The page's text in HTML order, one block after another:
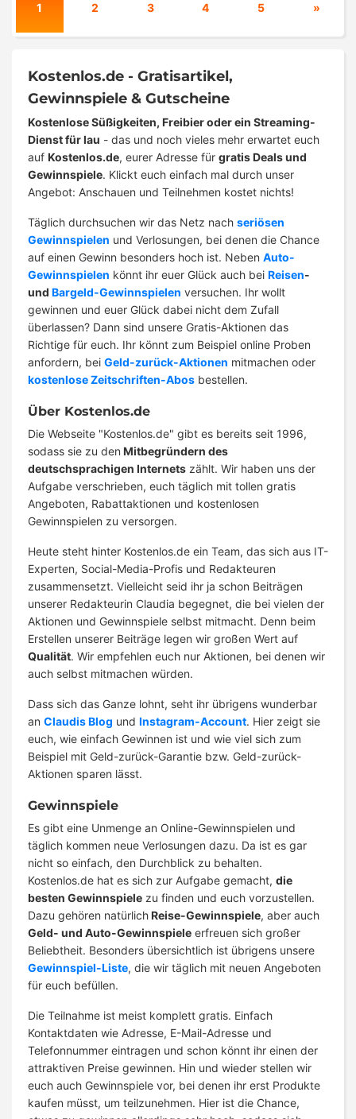
1 2 3 4 5 »
Kostenlos.de - Gratisartikel,
Gewinnspiele & Gutscheine
Kostenlose Süßigkeiten, Freibier oder ein Streaming-
Dienst für lau - das und noch vieles mehr erwartet euch
auf Kostenlos.de, eurer Adresse für gratis Deals und
Gewinnspiele. Klickt euch einfach mal durch unser
Angebot: Anschauen und Teilnehmen kostet nichts!
Täglich durchsuchen wir das Netz nach seriösen
Gewinnspielen und Verlosungen, bei denen die Chance
auf einen Gewinn besonders hoch ist. Neben Auto-
Gewinnspielen könnt ihr euer Glück auch bei Reisen-
und Bargeld-Gewinnspielen versuchen. Ihr wollt
gewinnen und euer Glück dabei nicht dem Zufall
überlassen? Dann sind unsere Gratis-Aktionen das
Richtige für euch. Ihr könnt zum Beispiel online Proben
anfordern, bei Geld-zurück-Aktionen mitmachen oder
kostenlose Zeitschriften-Abos bestellen.
Über Kostenlos.de
Die Webseite "Kostenlos.de" gibt es bereits seit 1996,
sodass sie zu den Mitbegründern des
deutschsprachigen Internets zählt. Wir haben uns der
Aufgabe verschrieben, euch täglich mit tollen gratis
Angeboten, Rabattaktionen und kostenlosen
Gewinnspielen zu versorgen.
Heute steht hinter Kostenlos.de ein Team, das sich aus IT-
Experten, Social-Media-Profis und Redakteuren
zusammensetzt. Vielleicht seid ihr ja schon Beiträgen
unserer Redakteurin Claudia begegnet, die bei vielen der
Aktionen und Gewinnspiele selbst mitmacht. Denn beim
Erstellen unserer Beiträge legen wir großen Wert auf
Qualität. Wir empfehlen euch nur Aktionen, bei denen wir
auch selbst mitmachen würden.
Dass sich das Ganze lohnt, seht ihr übrigens wunderbar
an Claudis Blog und Instagram-Account. Hier zeigt sie
euch, wie einfach Gewinnen ist und wie viel sich zum
Beispiel mit Geld-zurück-Garantie bzw. Geld-zurück-
Aktionen sparen lässt.
Gewinnspiele
Es gibt eine Unmenge an Online-Gewinnspielen und
täglich kommen neue Verlosungen dazu. Da ist es gar
nicht so einfach, den Durchblick zu behalten.
Kostenlos.de hat es sich zur Aufgabe gemacht, die
besten Gewinnspiele zu finden und euch vorzustellen.
Dazu gehören natürlichReise-Gewinnspiele, aber auch
Geld- und Auto-Gewinnspiele erfreuen sich großer
Beliebtheit. Besonders übersichtlich ist übrigens unsere
Gewinnspiel-Liste, die wir täglich mit neuen Angeboten
für euch befüllen.
Die Teilnahme ist meist komplett gratis. Einfach
Kontaktdaten wie Adresse, E-Mail-Adresse und
Telefonnummer eintragen und schon könnt ihr einen der
attraktiven Preise gewinnen. Hin und wieder stellen wir
euch auch Gewinnspiele vor, bei denen ihr erst Produkte
kaufen müsst, um teilzunehmen. Hier ist die Chance,